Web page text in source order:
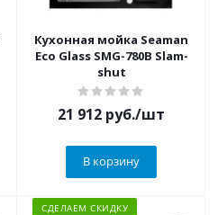
Кухонная мойка Seaman
Eco Glass SMG-780B Slam-
shut
21 912 руб./шт
В корзину
СДЕЛАЕМ СКИДКУ